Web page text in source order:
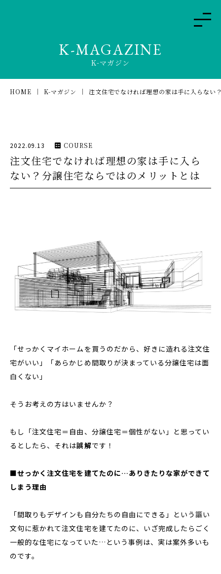
K-MAGAZINE
K-マガジン
HOME K-マガジン 注文住宅でなければ理想の家は手に入らない
2022.09.13 COURSE
注文住宅でなければ理想の家は手に入ら
ない？分譲住宅ならではのメリットとは
「せっかくマイホームを買うのだから、好きに造れる注文住
宅がいい」「あらかじめ間取りが決まっている分譲住宅は面
白くない」
そうお考えの方はいませんか？
もし「注文住宅＝自由、分譲住宅＝個性がない」と思ってい
るとしたら、それは誤解です！
■せっかく注文住宅を建てたのに…ありきたりな家ができて
しまう理由
「間取りもデザインも自分たちの自由にできる」という謳い
文句に惹かれて注文住宅を建てたのに、いざ完成したらごく
一般的な住宅になっていた…という事例は、実は案外多いも
のです。